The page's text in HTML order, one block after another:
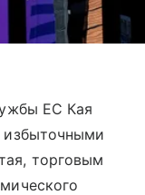
ЕС Кая
избыточными
торговым